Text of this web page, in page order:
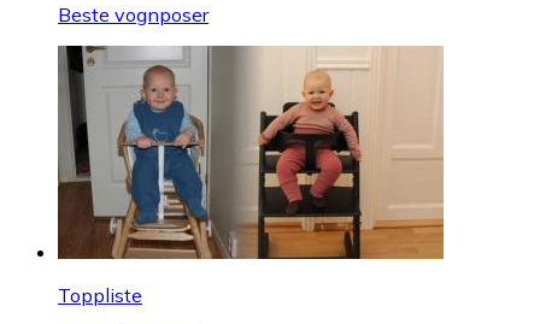
Beste vognposer
Toppliste